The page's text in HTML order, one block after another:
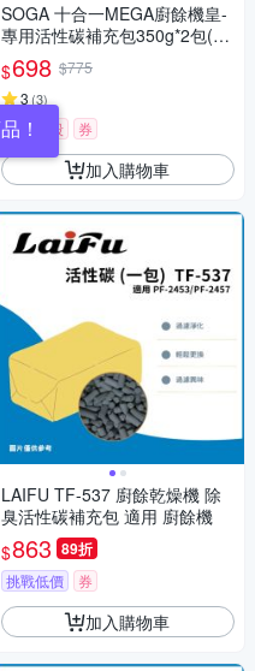
SOGA 十合一MEGA廚餘機皇-
專用活性碳補充包350g*2包(約
可使用一年)
$698 $775
3(3)
限時下殺 券
加入購物車
LAIFU TF-537 廚餘乾燥機 除
臭活性碳補充包 適用 廚餘機
$863 89折
挑戰低價 券
加入購物車